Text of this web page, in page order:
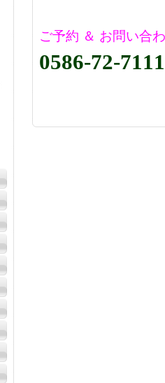
ご予約 ＆ お問い合
0586-72-7111